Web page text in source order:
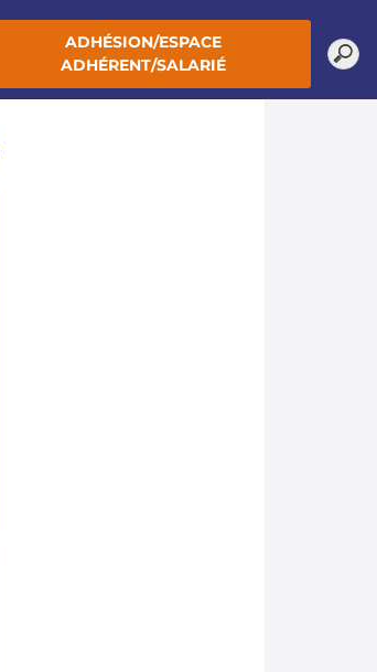
ADHÉSION/ESPACE
ADHÉRENT/SALARIÉ